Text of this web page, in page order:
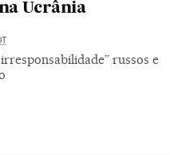
Ucrânia
russos e